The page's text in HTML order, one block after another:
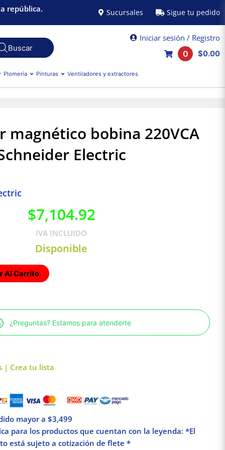
república. Sucursales Sigue tu pedido
Iniciar sesión / Registro
0
$0.00
Plomería Pinturas Ventiladores y extractores
magnético bobina 220VCA
Electric
$7,104.92
IVA INCLUIDO
Disponible
Al Carrito
¿Preguntas? Estamos para atenderte
| Crea tu lista
mayor a $3,499
para los productos que cuentan con la leyenda: *El
está sujeto a cotización de flete *